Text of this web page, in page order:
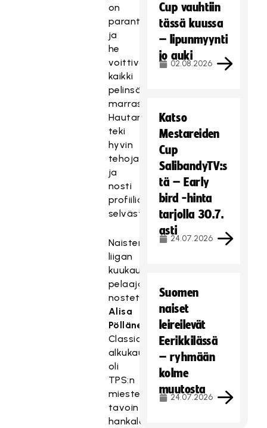
on
parantanut
ja
he
voittivat
kaikki
pelinsä
marraskuussa.
Hautaniemi
teki
hyvin
tehoja
ja
nosti
profiilia
selvästi.
Naisten
liigan
kuukauden
pelaajaksi
nostettiin
Alisa
Pöllänen
Classicin
alkukausi
oli
TPS:n
miesten
tavoin
hankala
Cup vauhtiin
tässä kuussa
– lipunmyynti
jo auki
02.08.2026
Katso
Mestareiden
Cup
SalibandyTV:s
tä – Early
bird -hinta
tarjolla 30.7.
asti
24.07.2026
Suomen
naiset
leireilevät
Eerikkilässä
– ryhmään
kolme
muutosta
24.07.2026